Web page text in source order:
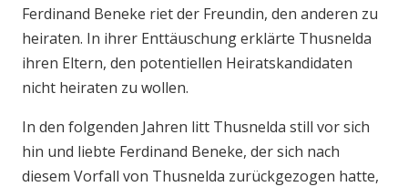
Ferdinand Beneke riet der Freundin, den anderen zu
heiraten. In ihrer Enttäuschung erklärte Thusnelda
ihren Eltern, den potentiellen Heiratskandidaten
nicht heiraten zu wollen.
In den folgenden Jahren litt Thusnelda still vor sich
hin und liebte Ferdinand Beneke, der sich nach
diesem Vorfall von Thusnelda zurückgezogen hatte,